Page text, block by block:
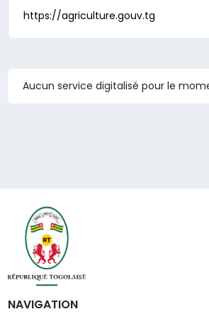
https://agriculture.gouv.tg
Aucun service digitalisé pour le
NAVIGATION